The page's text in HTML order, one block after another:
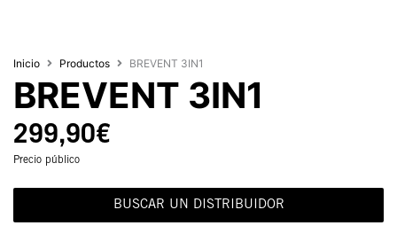
Inicio Productos BREVENT 3IN1
BREVENT 3IN1
299,90€
Precio público
BUSCAR UN DISTRIBUIDOR